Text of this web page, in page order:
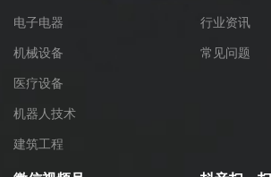
电子电器
机械设备
医疗设备
机器人技术
建筑工程
行业资讯
常见问题